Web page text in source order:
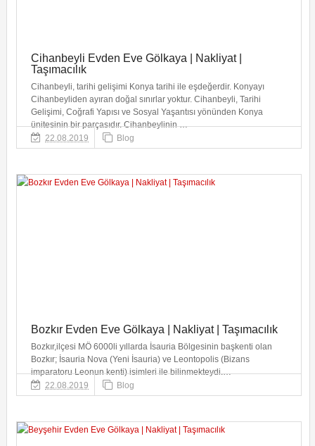
Cihanbeyli Evden Eve Gölkaya | Nakliyat |
Taşımacılık
Cihanbeyli, tarihi gelişimi Konya tarihi ile eşdeğerdir. Konyayı
Cihanbeyliden ayıran doğal sınırlar yoktur. Cihanbeyli, Tarihi
Gelişimi, Coğrafi Yapısı ve Sosyal Yaşantısı yönünden Konya
ünitesinin bir parçasıdır. Cihanbeylinin …
22.08.2019
Blog
Bozkır Evden Eve Gölkaya | Nakliyat | Taşımacılık
Bozkır,ilçesi MÖ 6000li yıllarda İsauria Bölgesinin başkenti olan
Bozkır; İsauria Nova (Yeni İsauria) ve Leontopolis (Bizans
imparatoru Leonun kenti) isimleri ile bilinmekteydi.…
22.08.2019
Blog